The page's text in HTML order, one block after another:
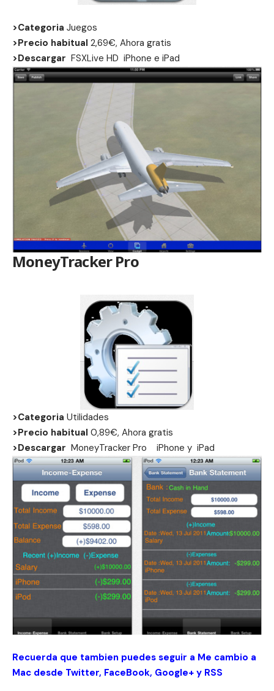
>Categoria Juegos
>Precio habitual 2,69€, Ahora gratis
>Descargar FSXLive HD iPhone e iPad
MoneyTracker Pro
>Categoria Utilidades
>Precio habitual 0,89€, Ahora gratis
>Descargar MoneyTracker Pro iPhone y iPad
Recuerda que tambien puedes seguir a Me cambio a
Mac desde Twitter, FaceBook, Google+ y RSS